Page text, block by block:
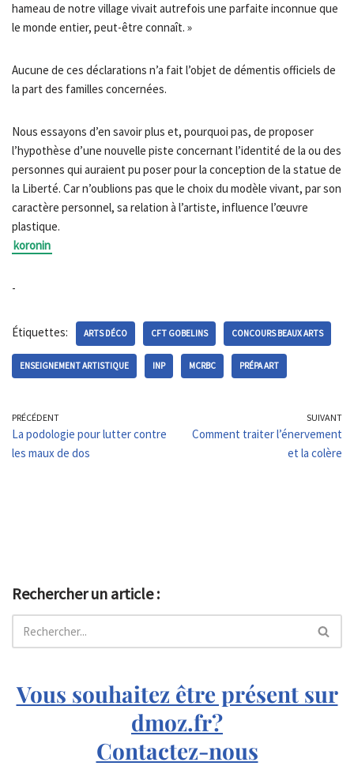
hameau de notre village vivait autrefois une parfaite inconnue que
le monde entier, peut-être connaît. »
Aucune de ces déclarations n’a fait l’objet de démentis officiels de
la part des familles concernées.
Nous essayons d’en savoir plus et, pourquoi pas, de proposer
l’hypothèse d’une nouvelle piste concernant l’identité de la ou des
personnes qui auraient pu poser pour la conception de la statue de
la Liberté. Car n’oublions pas que le choix du modèle vivant, par son
caractère personnel, sa relation à l’artiste, influence l’œuvre
plastique.
koronin
-
Étiquettes: ARTS DÉCO CFT GOBELINS CONCOURS BEAUX ARTS
ENSEIGNEMENT ARTISTIQUE INP MCRBC PRÉPA ART
PRÉCÉDENT
La podologie pour lutter contre
les maux de dos
SUIVANT
Comment traiter l’énervement
et la colère
Rechercher un article :
Vous souhaitez être présent sur
dmoz.fr?
Contactez-nous